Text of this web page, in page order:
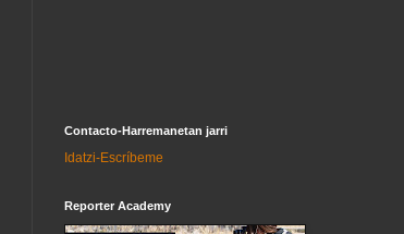
Contacto-Harremanetan jarri
Idatzi-Escríbeme
Reporter Academy